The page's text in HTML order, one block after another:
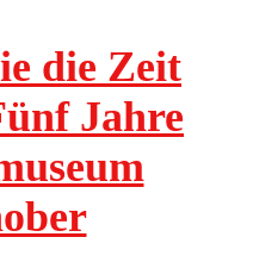
die Zeit
Jahre